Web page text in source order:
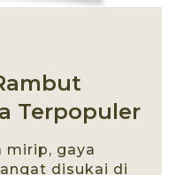
Terpopuler
mirip, gaya
disukai di